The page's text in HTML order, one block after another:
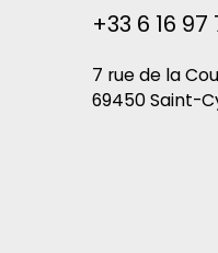
+33 6 16 97
7 rue de la
69450 Saint-